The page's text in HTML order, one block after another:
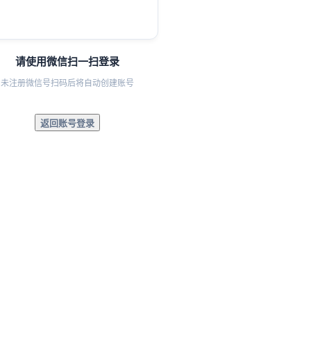
请使用微信扫一扫登录
未注册微信号扫码后将自动创建账号
返回账号登录